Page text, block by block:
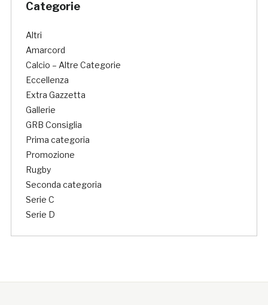
Categorie
Altri
Amarcord
Calcio – Altre Categorie
Eccellenza
Extra Gazzetta
Gallerie
GRB Consiglia
Prima categoria
Promozione
Rugby
Seconda categoria
Serie C
Serie D